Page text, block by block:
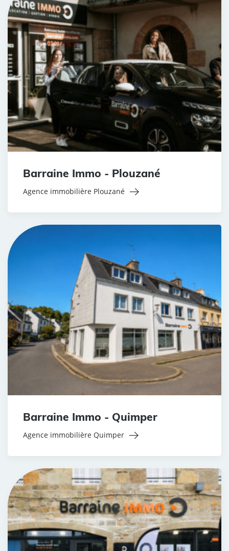
Barraine Immo - Plouzané
Agence immobilière Plouzané
Barraine Immo - Quimper
Agence immobilière Quimper